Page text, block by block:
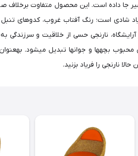
جا داده است. این محصول متفاوت برخلاف
شادی است؛ رنگ آفتاب غروب، کدوهای
نارنجی حسی از خلاقیت و
بچهها و جوانها تبدیل میشود.
نارنجی را فریاد بزنید.